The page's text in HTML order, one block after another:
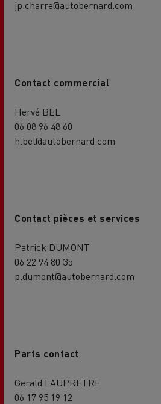
jp.charre@autobernard.com
Contact commercial
Hervé BEL
06 08 96 48 60
h.bel@autobernard.com
Contact pièces et services
Patrick DUMONT
06 22 94 80 35
p.dumont@autobernard.com
Parts contact
Gerald LAUPRETRE
06 17 95 19 12